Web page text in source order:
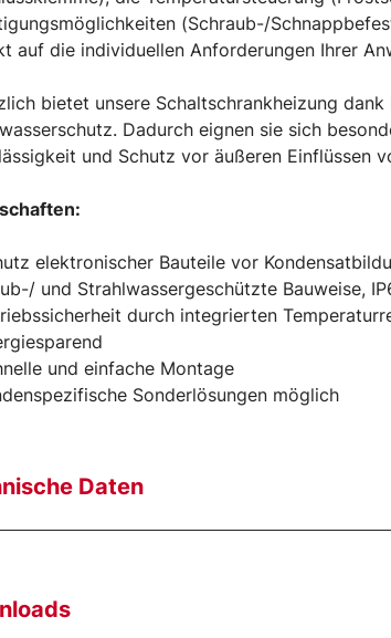
(Schraub-/
auf die individuellen Anforderungen Ihrer
bietet unsere Schaltschrankheizung
Dadurch eignen sie sich
und Schutz vor äußeren Einflüssen
elektronischer Bauteile vor
und Strahlwassergeschützte Bauweise,
durch integrierten
und einfache Montage
Sonderlösungen möglich
Daten